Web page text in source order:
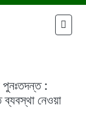
পুনঃতদন্ত :
নেওয়া